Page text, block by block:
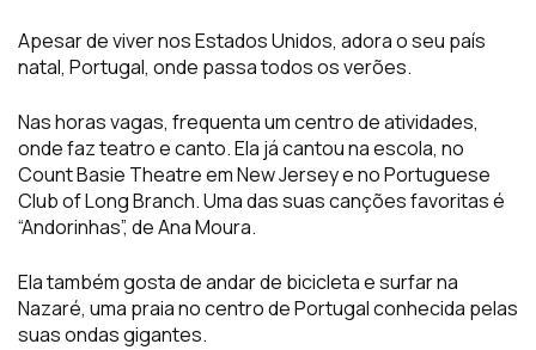
Apesar de viver nos Estados Unidos, adora o seu país
natal, Portugal, onde passa todos os verões.
Nas horas vagas, frequenta um centro de atividades,
onde faz teatro e canto. Ela já cantou na escola, no
Count Basie Theatre em New Jersey e no Portuguese
Club of Long Branch. Uma das suas canções favoritas é
“Andorinhas”, de Ana Moura.
Ela também gosta de andar de bicicleta e surfar na
Nazaré, uma praia no centro de Portugal conhecida pelas
suas ondas gigantes.